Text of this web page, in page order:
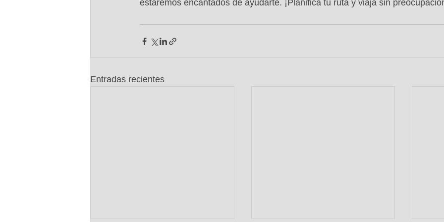
estaremos encantados de ayudarte. ¡Planifica tu ruta y viaja sin
Entradas recientes